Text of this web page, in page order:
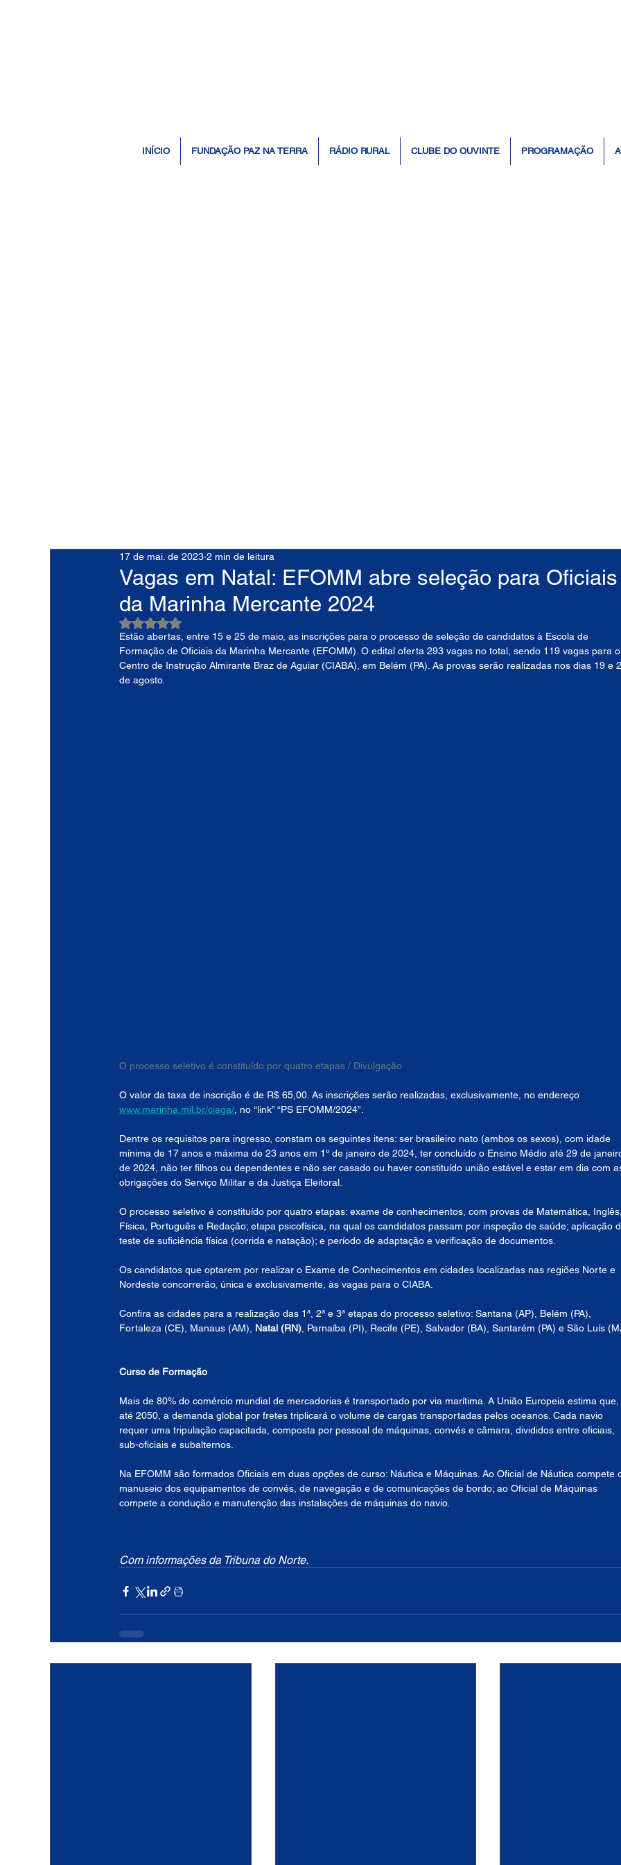
INÍCIO FUNDAÇÃO PAZ NA TERRA RÁDIO RURAL CLUBE DO OUVINTE PROGRAMAÇÃO
Vagas em Natal: EFOMM abre seleção para Oficiais
da Marinha Mercante 2024
17 de mai. de 2023 2 min de leitura
Avaliado com NaN de 5 estrelas.
Estão abertas, entre 15 e 25 de maio, as inscrições para o processo de seleção de candidatos à Escola de
Formação de Oficiais da Marinha Mercante (EFOMM). O edital oferta 293 vagas no total, sendo 119 vagas para
Centro de Instrução Almirante Braz de Aguiar (CIABA), em Belém (PA). As provas serão realizadas nos dias 19 e
de agosto.
O processo seletivo é constituído por quatro etapas / Divulgação
O valor da taxa de inscrição é de R$ 65,00. As inscrições serão realizadas, exclusivamente, no endereço
www.marinha.mil.br/ciaga/, no “link” “PS EFOMM/2024”.
Dentre os requisitos para ingresso, constam os seguintes itens: ser brasileiro nato (ambos os sexos), com idade
mínima de 17 anos e máxima de 23 anos em 1º de janeiro de 2024, ter concluído o Ensino Médio até 29 de
de 2024, não ter filhos ou dependentes e não ser casado ou haver constituído união estável e estar em dia com
obrigações do Serviço Militar e da Justiça Eleitoral.
O processo seletivo é constituído por quatro etapas: exame de conhecimentos, com provas de Matemática,
Física, Português e Redação; etapa psicofísica, na qual os candidatos passam por inspeção de saúde; aplicação
teste de suficiência física (corrida e natação); e período de adaptação e verificação de documentos.
Os candidatos que optarem por realizar o Exame de Conhecimentos em cidades localizadas nas regiões Norte e
Nordeste concorrerão, única e exclusivamente, às vagas para o CIABA.
Confira as cidades para a realização das 1ª, 2ª e 3ª etapas do processo seletivo: Santana (AP), Belém (PA),
Fortaleza (CE), Manaus (AM), Natal (RN), Parnaíba (PI), Recife (PE), Salvador (BA), Santarém (PA) e São Luís
Curso de Formação
Mais de 80% do comércio mundial de mercadorias é transportado por via marítima. A União Europeia estima que,
até 2050, a demanda global por fretes triplicará o volume de cargas transportadas pelos oceanos. Cada navio
requer uma tripulação capacitada, composta por pessoal de máquinas, convés e câmara, divididos entre oficiais,
sub-oficiais e subalternos.
Na EFOMM são formados Oficiais em duas opções de curso: Náutica e Máquinas. Ao Oficial de Náutica compete
manuseio dos equipamentos de convés, de navegação e de comunicações de bordo; ao Oficial de Máquinas
compete a condução e manutenção das instalações de máquinas do navio.
Com informações da Tribuna do Norte.